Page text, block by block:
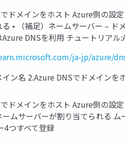
ドメインをホスト Azure側の設
• （補足）ネームサーバー –
Azure DNSを利用 チュートリア
ja-jp/azure/
ン名 2.Azure DNSでドメインを
ドメインをホスト Azure側の設
ームサーバーが割り当てられる
4つすべて登録